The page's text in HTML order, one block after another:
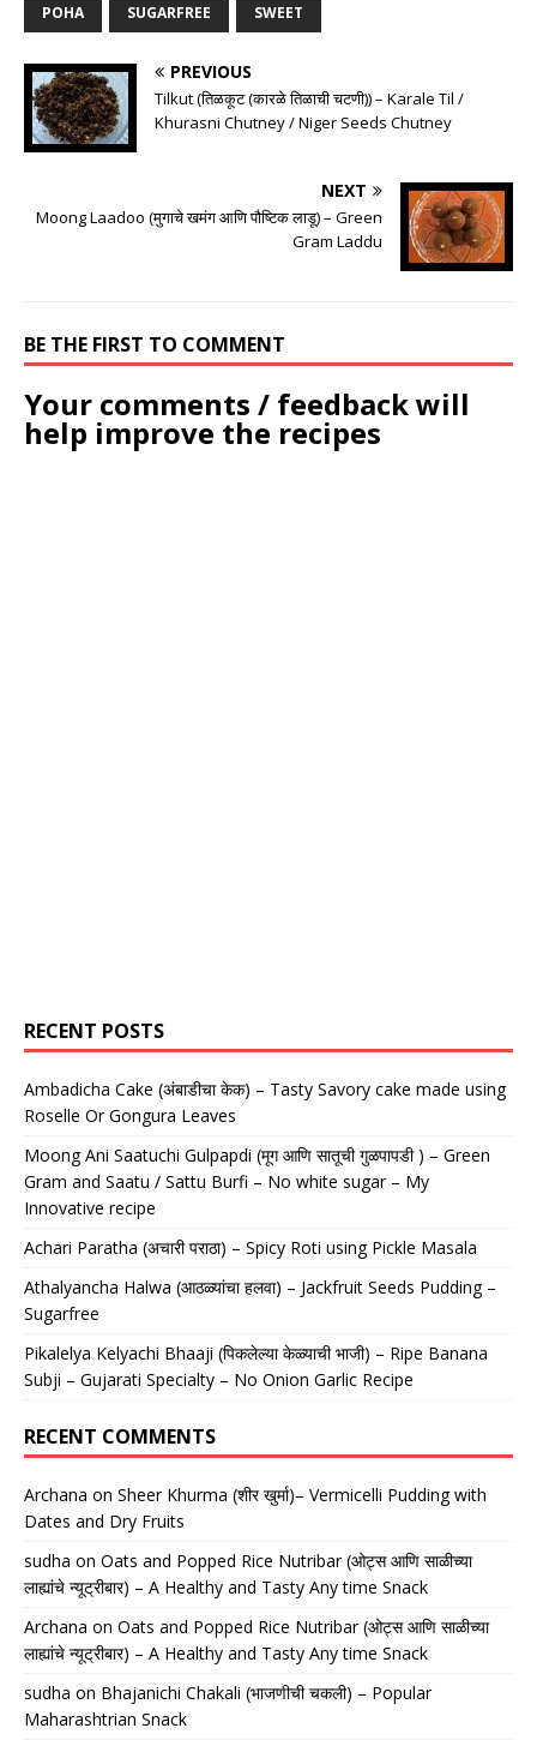
POHA SUGARFREE SWEET
PREVIOUS
Tilkut (तिळकूट (कारळे तिळाची चटणी)) – Karale Til /
Khurasni Chutney / Niger Seeds Chutney
NEXT
Moong Laadoo (मुगाचे खमंग आणि पौष्टिक लाडू) – Green
Gram Laddu
BE THE FIRST TO COMMENT
Your comments / feedback will
help improve the recipes
RECENT POSTS
Ambadicha Cake (अंबाडीचा केक) – Tasty Savory cake made using
Roselle Or Gongura Leaves
Moong Ani Saatuchi Gulpapdi (मूग आणि सातूची गुळपापडी ) – Green
Gram and Saatu / Sattu Burfi – No white sugar – My
Innovative recipe
Achari Paratha (अचारी पराठा) – Spicy Roti using Pickle Masala
Athalyancha Halwa (आठळ्यांचा हलवा) – Jackfruit Seeds Pudding –
Sugarfree
Pikalelya Kelyachi Bhaaji (पिकलेल्या केळ्याची भाजी) – Ripe Banana
Subji – Gujarati Specialty – No Onion Garlic Recipe
RECENT COMMENTS
Archana on Sheer Khurma (शीर खुर्मा)– Vermicelli Pudding with
Dates and Dry Fruits
sudha on Oats and Popped Rice Nutribar (ओट्स आणि साळीच्या
लाह्यांचे न्यूट्रीबार) – A Healthy and Tasty Any time Snack
Archana on Oats and Popped Rice Nutribar (ओट्स आणि साळीच्या
लाह्यांचे न्यूट्रीबार) – A Healthy and Tasty Any time Snack
sudha on Bhajanichi Chakali (भाजणीची चकली) – Popular
Maharashtrian Snack